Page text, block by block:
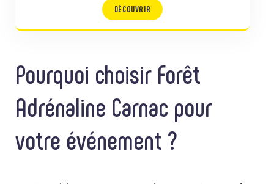
DÉCOUVRIR
Pourquoi choisir Forêt
Adrénaline Carnac pour
votre événement ?